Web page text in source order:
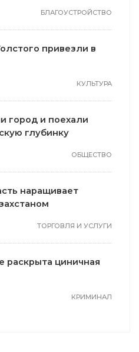
БЛАГОУСТРОЙСТВО
привезли в
КУЛЬТУРА
город и поехали
глубинку
ОБЩЕСТВО
наращивает
ТОРГОВЛЯ И УСЛУГИ
раскрыта циничная
КРИМИНАЛ